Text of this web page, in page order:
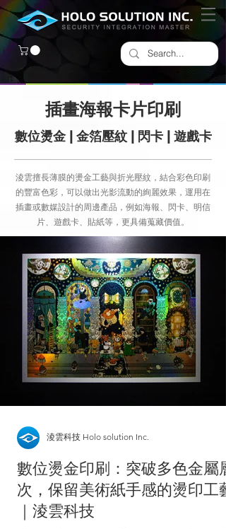
插畫海報卡片印刷
數位燙金 | 金箔壓紋 | 閃卡 | 遊戲卡
​淩雲擅長薄膜的燙金工藝與折光壓紋，結合彩色印刷
的豐富色彩，可以做出光影流動的絢麗效果，運用在
插畫或數媒設計的周邊產品，例如海報、閃卡、明信
片、遊戲卡、貼紙等，更具備蒐藏價值。
數位燙金印刷：突破多色金屬層
次，保留美術紙手感的燙印工藝
｜淩雲科技
淩雲科技 Holo solution Inc.